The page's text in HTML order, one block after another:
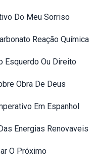
Do Meu Sorriso
Reação Química
Esquerdo Ou Direito
Obra De Deus
Em Espanhol
Energias Renovaveis
O Próximo